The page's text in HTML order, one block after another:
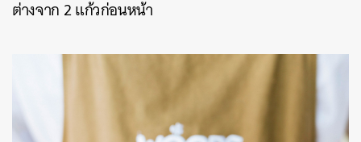
ต่างจาก 2 แก้วก่อนหน้า